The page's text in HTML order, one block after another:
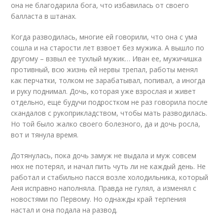
она не благодарила бога, что избавилась от своего
балласта в штанах.
Когда разводилась, многие ей говорили, что она с ума
сошла и на старости лет взвоет без мужика. А вышло по
другому – взвыл ее тухлый мужик… Иван ее, мужичишка
противный, всю жизнь ей нервы трепал, работы менял
как перчатки, толком не зарабатывал, попивал, а иногда
и руку поднимал. Дочь, которая уже взрослая и живет
отдельно, еще будучи подростком не раз говорила после
скандалов с рукоприкладством, чтобы мать разводилась.
Но той было жалко своего болезного, да и дочь росла,
вот и тянула время.
Дотянулась, пока дочь замуж не выдала и муж совсем
нюх не потерял, и начал пить чуть ли не каждый день. Не
работал и стабильно пасся возле холодильника, который
Аня исправно наполняла. Правда не гулял, а изменял с
новостями по Первому. Но однажды край терпения
настал и она подала на развод.